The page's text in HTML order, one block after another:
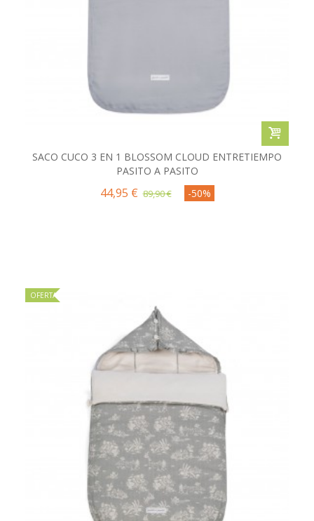
SACO CUCO 3 EN 1 BLOSSOM CLOUD ENTRETIEMPO
PASITO A PASITO
44,95 € 89,90 € -50%
OFERTA